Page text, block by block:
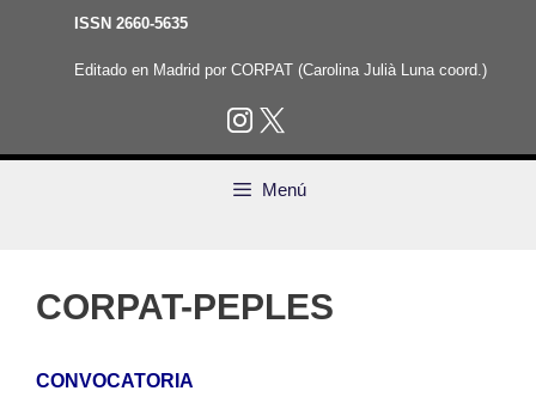
contenido
ISSN 2660-5635
Editado en Madrid por CORPAT (Carolina Julià Luna coord.)
Menú
CORPAT-PEPLES
CONVOCATORIA